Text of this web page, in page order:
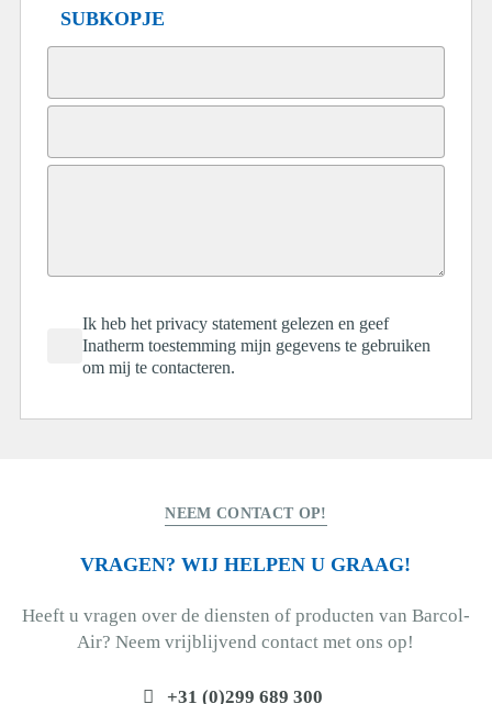
SUBKOPJE
Ik heb het privacy statement gelezen en geef
Inatherm toestemming mijn gegevens te gebruiken
om mij te contacteren.
NEEM CONTACT OP!
VRAGEN? WIJ HELPEN U GRAAG!
Heeft u vragen over de diensten of producten van Barcol-
Air? Neem vrijblijvend contact met ons op!
+31 (0)299 689 300